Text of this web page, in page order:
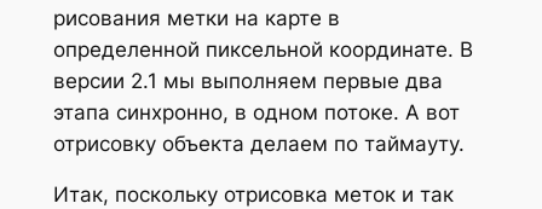
рисования метки на карте в
определенной пиксельной координате. В
версии 2.1 мы выполняем первые два
этапа синхронно, в одном потоке. А вот
отрисовку объекта делаем по таймауту.
Итак, поскольку отрисовка меток и так